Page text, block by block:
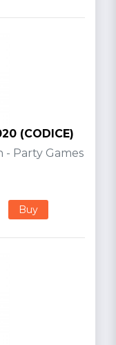
(CODICE)
- Party Games
Buy